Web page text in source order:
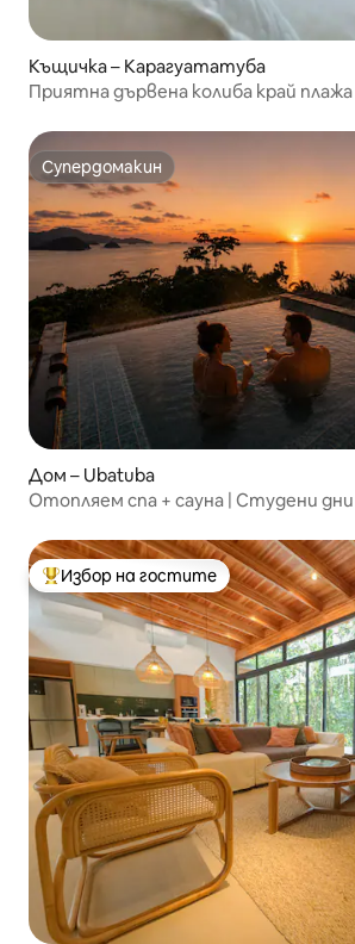
Къщичка – Карагуататуба
Приятна дървена колиба край плажа
Супердомакин
Супердомакин
Дом – Ubatuba
Отопляем спа + сауна | Студени
Най-популярен избор на гостите
Избор на гостите